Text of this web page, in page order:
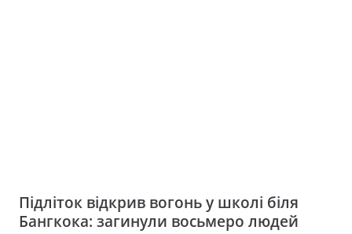
Підліток відкрив вогонь у школі біля
Бангкока: загинули восьмеро людей